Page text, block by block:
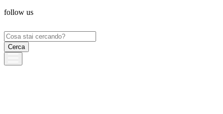
follow us
Ricerca
per: